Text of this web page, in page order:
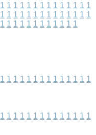
1 1 1 1 1 1 1 1 1 1 1 1 1 1
1 1 1 1 1 1 1 1 1 1 1 1 1 1
1 1 1 1 1 1 1 1 1 1 1 1
1 1 1 1 1 1 1 1 1 1 1 1 1 1
1 1 1 1 1 1 1 1 1 1 1 1 1 1